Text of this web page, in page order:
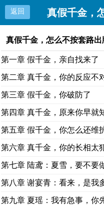
返回 真假千金，
真假千金，怎么不按套路出
第一章 假千金，亲自找来了
第二章 真千金，你的反应不
第三章 假千金，你破防了
第四章 真千金，原来你早就
第五章 假千金，你怎么还维
第六章 真千金，你的长相太
第七章 陆鸢：夏雪，要不要
第八章 谢宴青：看来，是我
第九章 夏瑶：我有急事，你